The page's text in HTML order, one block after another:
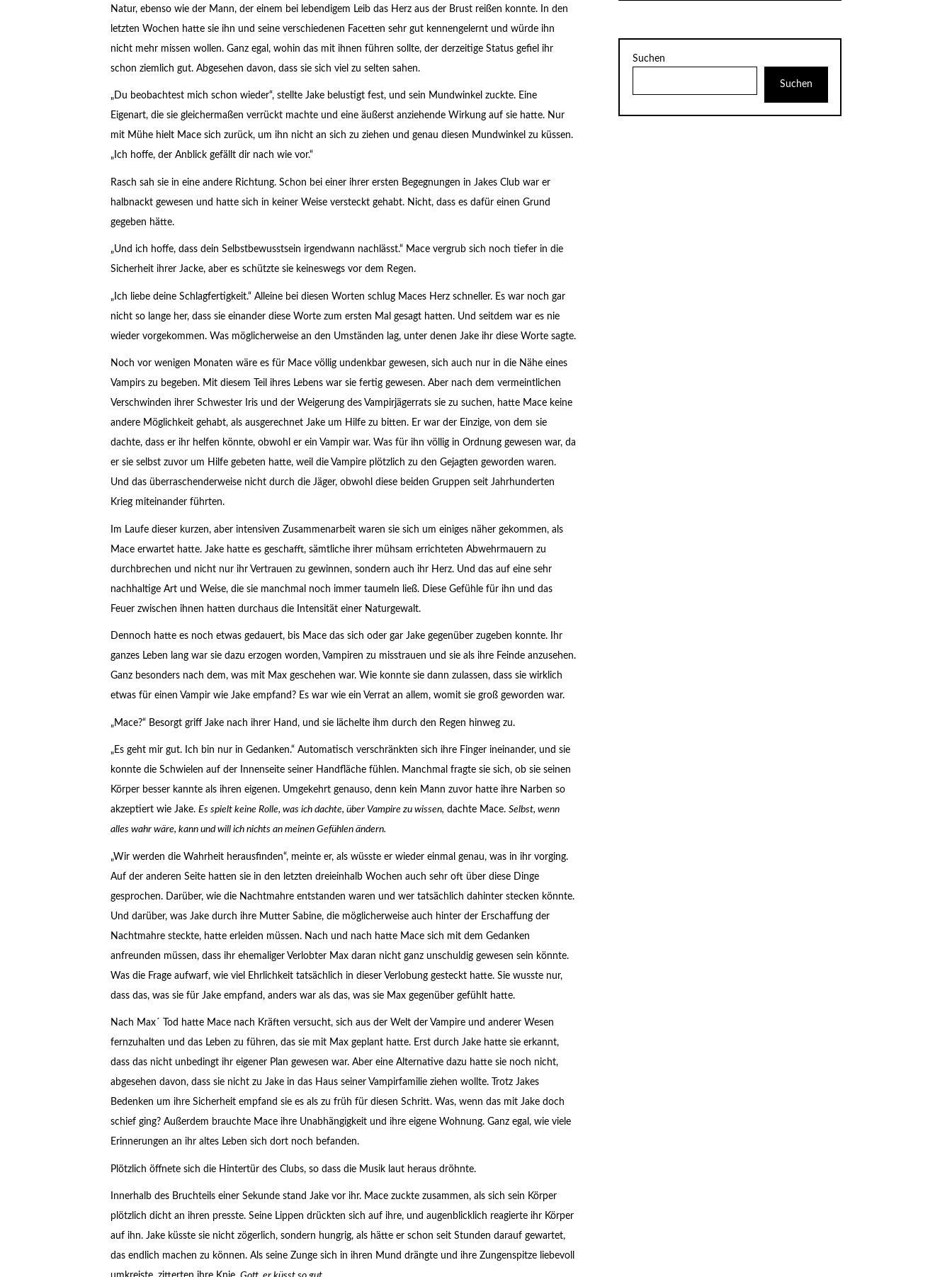
Natur, ebenso wie der Mann, der einem bei lebendigem Leib das Herz aus der Brust reißen konnte. In den
letzten Wochen hatte sie ihn und seine verschiedenen Facetten sehr gut kennengelernt und würde ihn
nicht mehr missen wollen. Ganz egal, wohin das mit ihnen führen sollte, der derzeitige Status gefiel ihr
schon ziemlich gut. Abgesehen davon, dass sie sich viel zu selten sahen.
„Du beobachtest mich schon wieder“, stellte Jake belustigt fest, und sein Mundwinkel zuckte. Eine
Eigenart, die sie gleichermaßen verrückt machte und eine äußerst anziehende Wirkung auf sie hatte. Nur
mit Mühe hielt Mace sich zurück, um ihn nicht an sich zu ziehen und genau diesen Mundwinkel zu küssen.
„Ich hoffe, der Anblick gefällt dir nach wie vor.“
Rasch sah sie in eine andere Richtung. Schon bei einer ihrer ersten Begegnungen in Jakes Club war er
halbnackt gewesen und hatte sich in keiner Weise versteckt gehabt. Nicht, dass es dafür einen Grund
gegeben hätte.
„Und ich hoffe, dass dein Selbstbewusstsein irgendwann nachlässt.“ Mace vergrub sich noch tiefer in die
Sicherheit ihrer Jacke, aber es schützte sie keineswegs vor dem Regen.
„Ich liebe deine Schlagfertigkeit.“ Alleine bei diesen Worten schlug Maces Herz schneller. Es war noch gar
nicht so lange her, dass sie einander diese Worte zum ersten Mal gesagt hatten. Und seitdem war es nie
wieder vorgekommen. Was möglicherweise an den Umständen lag, unter denen Jake ihr diese Worte sagte.
Noch vor wenigen Monaten wäre es für Mace völlig undenkbar gewesen, sich auch nur in die Nähe eines
Vampirs zu begeben. Mit diesem Teil ihres Lebens war sie fertig gewesen. Aber nach dem vermeintlichen
Verschwinden ihrer Schwester Iris und der Weigerung des Vampirjägerrats sie zu suchen, hatte Mace keine
andere Möglichkeit gehabt, als ausgerechnet Jake um Hilfe zu bitten. Er war der Einzige, von dem sie
dachte, dass er ihr helfen könnte, obwohl er ein Vampir war. Was für ihn völlig in Ordnung gewesen war, da
er sie selbst zuvor um Hilfe gebeten hatte, weil die Vampire plötzlich zu den Gejagten geworden waren.
Und das überraschenderweise nicht durch die Jäger, obwohl diese beiden Gruppen seit Jahrhunderten
Krieg miteinander führten.
Im Laufe dieser kurzen, aber intensiven Zusammenarbeit waren sie sich um einiges näher gekommen, als
Mace erwartet hatte. Jake hatte es geschafft, sämtliche ihrer mühsam errichteten Abwehrmauern zu
durchbrechen und nicht nur ihr Vertrauen zu gewinnen, sondern auch ihr Herz. Und das auf eine sehr
nachhaltige Art und Weise, die sie manchmal noch immer taumeln ließ. Diese Gefühle für ihn und das
Feuer zwischen ihnen hatten durchaus die Intensität einer Naturgewalt.
Dennoch hatte es noch etwas gedauert, bis Mace das sich oder gar Jake gegenüber zugeben konnte. Ihr
ganzes Leben lang war sie dazu erzogen worden, Vampiren zu misstrauen und sie als ihre Feinde anzusehen.
Ganz besonders nach dem, was mit Max geschehen war. Wie konnte sie dann zulassen, dass sie wirklich
etwas für einen Vampir wie Jake empfand? Es war wie ein Verrat an allem, womit sie groß geworden war.
„Mace?“ Besorgt griff Jake nach ihrer Hand, und sie lächelte ihm durch den Regen hinweg zu.
„Es geht mir gut. Ich bin nur in Gedanken.“ Automatisch verschränkten sich ihre Finger ineinander, und sie
konnte die Schwielen auf der Innenseite seiner Handfläche fühlen. Manchmal fragte sie sich, ob sie seinen
Körper besser kannte als ihren eigenen. Umgekehrt genauso, denn kein Mann zuvor hatte ihre Narben so
akzeptiert wie Jake. Es spielt keine Rolle, was ich dachte, über Vampire zu wissen, dachte Mace. Selbst, wenn
alles wahr wäre, kann und will ich nichts an meinen Gefühlen ändern.
„Wir werden die Wahrheit herausfinden“, meinte er, als wüsste er wieder einmal genau, was in ihr vorging.
Auf der anderen Seite hatten sie in den letzten dreieinhalb Wochen auch sehr oft über diese Dinge
gesprochen. Darüber, wie die Nachtmahre entstanden waren und wer tatsächlich dahinter stecken könnte.
Und darüber, was Jake durch ihre Mutter Sabine, die möglicherweise auch hinter der Erschaffung der
Nachtmahre steckte, hatte erleiden müssen. Nach und nach hatte Mace sich mit dem Gedanken
anfreunden müssen, dass ihr ehemaliger Verlobter Max daran nicht ganz unschuldig gewesen sein könnte.
Was die Frage aufwarf, wie viel Ehrlichkeit tatsächlich in dieser Verlobung gesteckt hatte. Sie wusste nur,
dass das, was sie für Jake empfand, anders war als das, was sie Max gegenüber gefühlt hatte.
Nach Max´ Tod hatte Mace nach Kräften versucht, sich aus der Welt der Vampire und anderer Wesen
fernzuhalten und das Leben zu führen, das sie mit Max geplant hatte. Erst durch Jake hatte sie erkannt,
dass das nicht unbedingt ihr eigener Plan gewesen war. Aber eine Alternative dazu hatte sie noch nicht,
abgesehen davon, dass sie nicht zu Jake in das Haus seiner Vampirfamilie ziehen wollte. Trotz Jakes
Bedenken um ihre Sicherheit empfand sie es als zu früh für diesen Schritt. Was, wenn das mit Jake doch
schief ging? Außerdem brauchte Mace ihre Unabhängigkeit und ihre eigene Wohnung. Ganz egal, wie viele
Erinnerungen an ihr altes Leben sich dort noch befanden.
Plötzlich öffnete sich die Hintertür des Clubs, so dass die Musik laut heraus dröhnte.
Innerhalb des Bruchteils einer Sekunde stand Jake vor ihr. Mace zuckte zusammen, als sich sein Körper
plötzlich dicht an ihren presste. Seine Lippen drückten sich auf ihre, und augenblicklich reagierte ihr Körper
auf ihn. Jake küsste sie nicht zögerlich, sondern hungrig, als hätte er schon seit Stunden darauf gewartet,
das endlich machen zu können. Als seine Zunge sich in ihren Mund drängte und ihre Zungenspitze liebevoll
Suchen
Suchen